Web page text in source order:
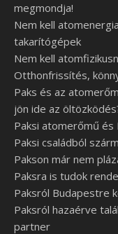
megmondja!
Nem kell
takarítógépek
Nem kell
Otthonfrissítés,
Paks és az
jön ide az
Paksi atomerőmű
Paksi családból
Pakson már nem
Paksra is tudok
Paksról Budapestre
Paksról hazaérve
partner